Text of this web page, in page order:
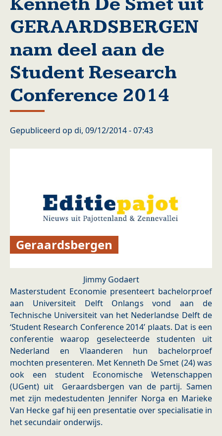
GERAARDSBERGEN
nam deel aan de
Student Research
Conference 2014
Gepubliceerd op di, 09/12/2014 - 07:43
Geraardsbergen
Jimmy Godaert
Masterstudent Economie presenteert bachelorproef
aan Universiteit Delft Onlangs vond aan de
Technische Universiteit van het Nederlandse Delft de
‘Student Research Conference 2014’ plaats. Dat is een
conferentie waarop geselecteerde studenten uit
Nederland en Vlaanderen hun bachelorproef
mochten presenteren. Met Kenneth De Smet (24) was
ook een student Economische Wetenschappen
(UGent) uit Geraardsbergen van de partij. Samen
met zijn medestudenten Jennifer Norga en Marieke
Van Hecke gaf hij een presentatie over specialisatie in
het secundair onderwijs.